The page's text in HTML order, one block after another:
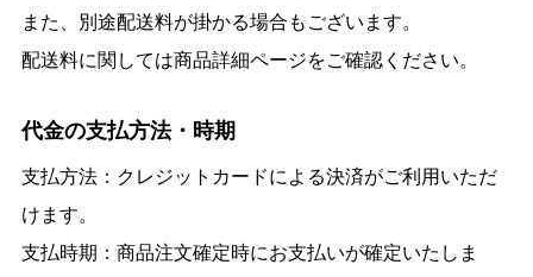
また、別途配送料が掛かる場合もございます。
配送料に関しては商品詳細ページをご確認ください。
代金の支払方法・時期
支払方法：クレジットカードによる決済がご利用いただ
けます。
支払時期：商品注文確定時にお支払いが確定いたしま